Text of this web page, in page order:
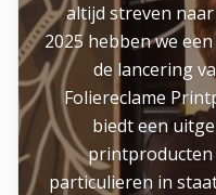
altijd streven
2025 hebben we
de lancering
Foliereclame
biedt een
printproducten
particulieren in